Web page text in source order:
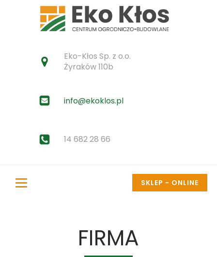
Eko-Kłos Sp. z o.o.
Żyraków 110b
info@ekoklos.pl
14 682 28 66
SKLEP - ONLINE
FIRMA